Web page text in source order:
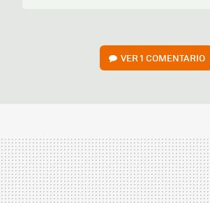
VER1 COMENTARIO